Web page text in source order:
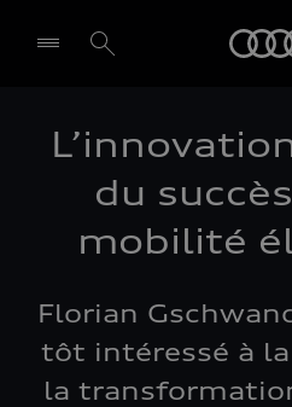
du
mobilité
Florian
tôt intéressé à
la